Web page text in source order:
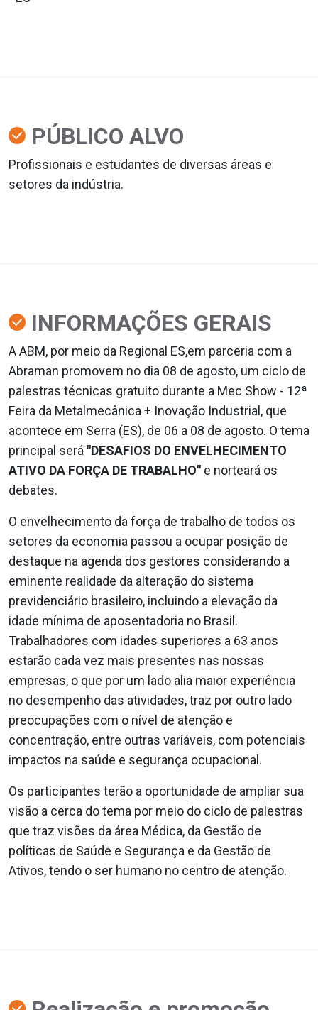
PÚBLICO ALVO
Profissionais e estudantes de diversas áreas e
setores da indústria.
INFORMAÇÕES GERAIS
A ABM, por meio da Regional ES,em parceria com a
Abraman promovem no dia 08 de agosto, um ciclo de
palestras técnicas gratuito durante a Mec Show - 12ª
Feira da Metalmecânica + Inovação Industrial, que
acontece em Serra (ES), de 06 a 08 de agosto. O tema
principal será "DESAFIOS DO ENVELHECIMENTO
ATIVO DA FORÇA DE TRABALHO" e norteará os
debates.
O envelhecimento da força de trabalho de todos os
setores da economia passou a ocupar posição de
destaque na agenda dos gestores considerando a
eminente realidade da alteração do sistema
previdenciário brasileiro, incluindo a elevação da
idade mínima de aposentadoria no Brasil.
Trabalhadores com idades superiores a 63 anos
estarão cada vez mais presentes nas nossas
empresas, o que por um lado alia maior experiência
no desempenho das atividades, traz por outro lado
preocupações com o nível de atenção e
concentração, entre outras variáveis, com potenciais
impactos na saúde e segurança ocupacional.
Os participantes terão a oportunidade de ampliar sua
visão a cerca do tema por meio do ciclo de palestras
que traz visões da área Médica, da Gestão de
políticas de Saúde e Segurança e da Gestão de
Ativos, tendo o ser humano no centro de atenção.